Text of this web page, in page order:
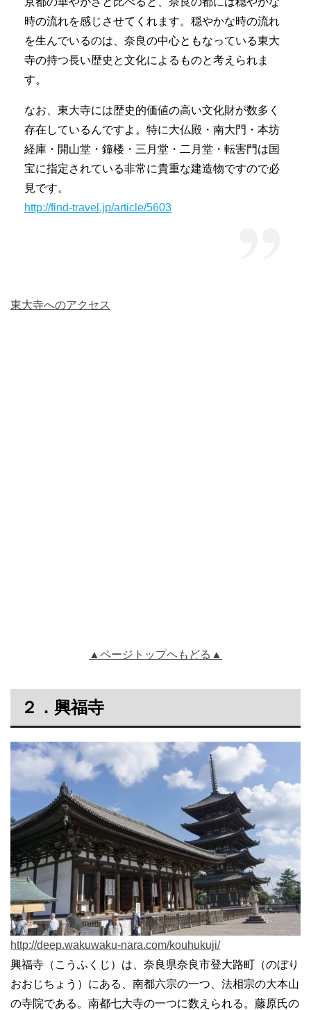
時の流れを感じさせてくれます。穏やかな時の流れ
を生んでいるのは、奈良の中心ともなっている東大
寺の持つ長い歴史と文化によるものと考えられま
す。
なお、東大寺には歴史的価値の高い文化財が数多く
存在しているんですよ。特に大仏殿・南大門・本坊
経庫・開山堂・鐘楼・三月堂・二月堂・転害門は国
宝に指定されている非常に貴重な建造物ですので必
見です。
http://find-travel.jp/article/5603
東大寺へのアクセス
▲ページトップヘもどる▲
２．興福寺
http://deep.wakuwaku-nara.com/kouhukuji/
興福寺（こうふくじ）は、奈良県奈良市登大路町（のぼり
おおじちょう）にある、南都六宗の一つ、法相宗の大本山
の寺院である。南都七大寺の一つに数えられる。藤原氏の